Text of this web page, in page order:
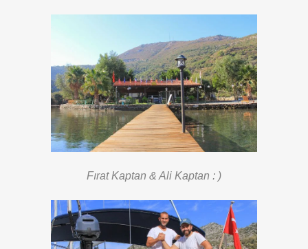
Fırat Kaptan & Ali Kaptan : )